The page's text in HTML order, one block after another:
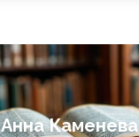
Анна Каменева